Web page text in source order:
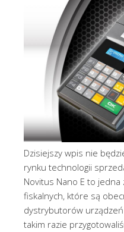
Dzisiejszy wpis nie
rynku technologii
Novitus Nano E to jedna
fiskalnych, które są
dystrybutorów
takim razie